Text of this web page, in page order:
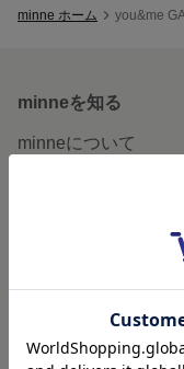
minne ホーム you&me
minneを知る
minneについて
ランキング